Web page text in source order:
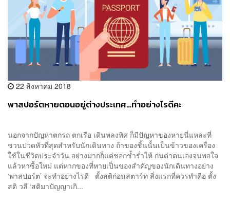
22 สิงหาคม 2018
พาสปอร์ตหายตอนอยู่ต่างประเทศ…ทำอย่างไรดีคะ
นอกจากปัญหาตกรถ ตกเรือ เดินหลงทิศ ก็มีปัญหาของหายนี่แหละที่
ชวนปวดหัวที่สุดสำหรับนักเดินทาง ถ้าของชิ้นนั้นเป็นข้าวของเครื่อง
ใช้ในชีวิตประจำวัน อย่างมากก็แค่ชอกช้ำร่ำไห้ ก่นด่าตนเองจนพอใจ
แล้วหาซื้อใหม่ แต่หากของที่หายเป็นของสำคัญของนักเดินทางอย่าง
‘พาสปอร์ต’ จะทำอย่างไรดี ตั้งสติก่อนสตาร์ท สิ่งแรกที่ควรทำคือ ตั้ง
สติ วลี ‘สติมาปัญญาเกิ...